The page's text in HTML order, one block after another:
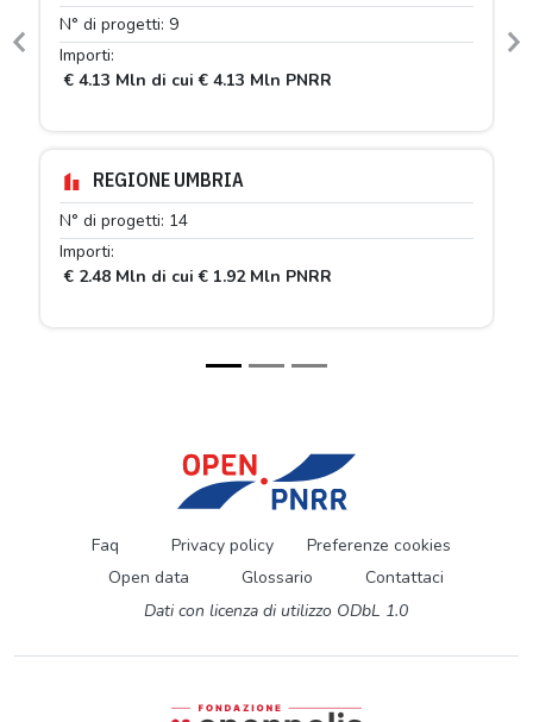
N° di progetti: 9
Importi:
€ 4.13 Mln di cui € 4.13 Mln PNRR
REGIONE UMBRIA
N° di progetti: 14
Importi:
€ 2.48 Mln di cui € 1.92 Mln PNRR
Previous
Faq Privacy policy
Preferenze cookies
Open data
Glossario
Contattaci
Dati con licenza di utilizzo ODbL 1.0